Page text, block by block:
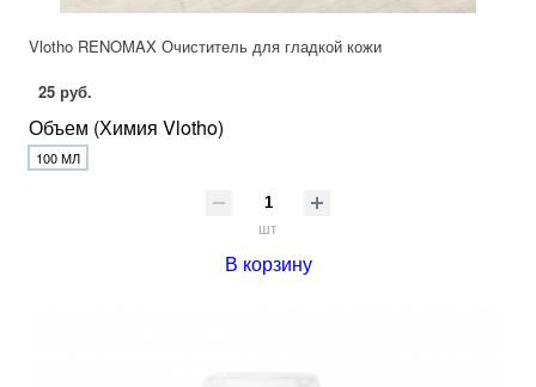
Vlotho RENOMAX Очиститель для гладкой кожи
25 руб.
Объем (Химия Vlotho)
100 МЛ
шт
В корзину